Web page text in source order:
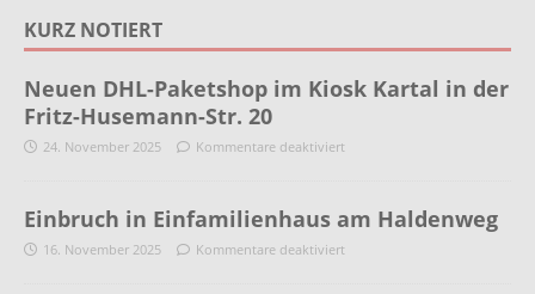
KURZ NOTIERT
Neuen DHL-Paketshop im Kiosk Kartal in der
Fritz-Husemann-Str. 20
24. November 2025 Kommentare deaktiviert
Einbruch in Einfamilienhaus am Haldenweg
16. November 2025 Kommentare deaktiviert